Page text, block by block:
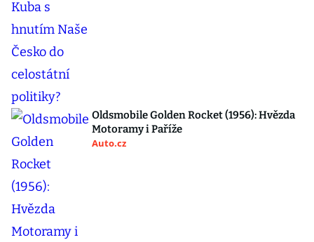
Oldsmobile Golden Rocket (1956): Hvězda
Motoramy i Paříže
Auto.cz